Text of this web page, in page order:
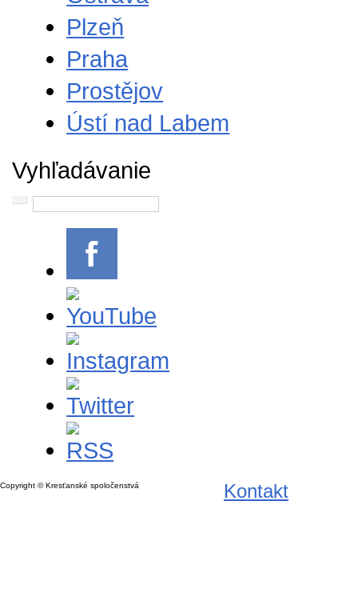
Plzeň
Praha
Prostějov
Ústí nad Labem
Vyhľadávanie
Copyright © Kresťanské spoločenstvá Kontakt